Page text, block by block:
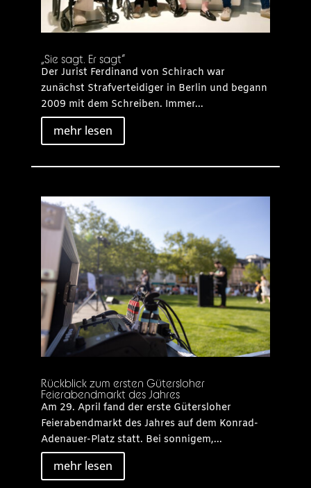
„Sie sagt. Er sagt“
Der Jurist Ferdinand von Schirach war
zunächst Strafverteidiger in Berlin und begann
2009 mit dem Schreiben. Immer...
mehr lesen
Rückblick zum ersten Gütersloher
Feierabendmarkt des Jahres
Am 29. April fand der erste Gütersloher
Feierabendmarkt des Jahres auf dem Konrad-
Adenauer-Platz statt. Bei sonnigem,...
mehr lesen